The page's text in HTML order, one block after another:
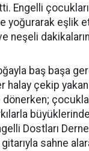
Engelli
yoğurarak eşlik
neşeli
baş başa
halay çekip
Dostları
sahne